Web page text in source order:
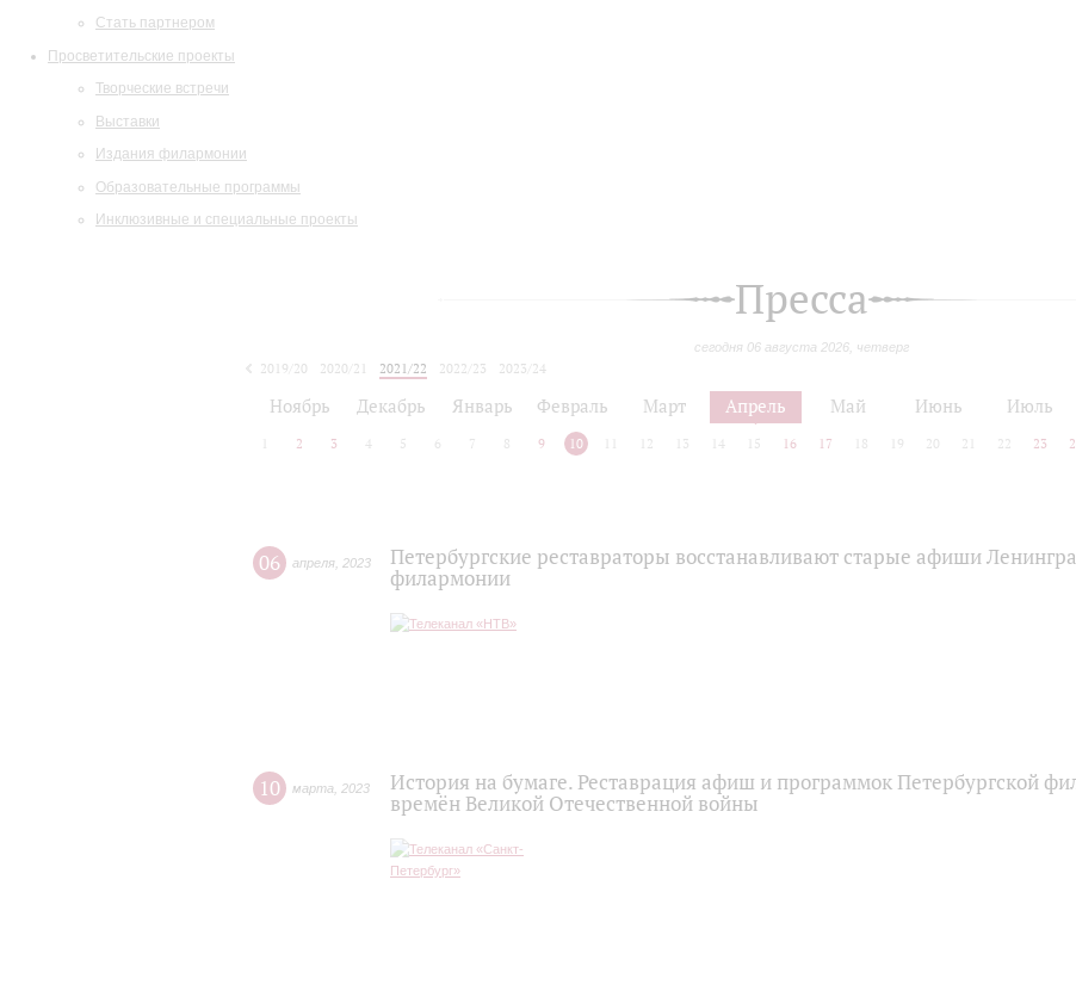
Стать партнером
Просветительские проекты
Творческие встречи
Выставки
Издания филармонии
Образовательные программы
Инклюзивные и специальные проекты
Пресса
сегодня 06 августа 2026, четверг
2019/20 2020/21 2021/22 2022/23
2023/24
Ноябрь Декабрь Январь Февраль Март Апрель Май Июнь Июль
2 3 4 5 6 7 8 9 10 12 13 14 15 16 17 18 19 20 21 22 23
06 апреля 2023
Петербургские реставраторы восстанавливают старые афиши
филармонии
10 марта 2023
История на бумаге. Реставрация афиш и программок Петербургской
времён Великой Отечественной войны